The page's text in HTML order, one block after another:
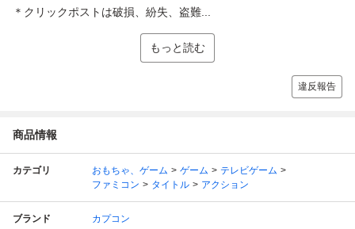
＊クリックポストは破損、紛失、盗難...
もっと読む
違反報告
商品情報
カテゴリ おもちゃ、ゲーム ゲーム
テレビゲーム
ファミコン
タイトル アクション
ブランド カプコン